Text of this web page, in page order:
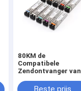
80KM de
Compatibele
Zendontvanger van